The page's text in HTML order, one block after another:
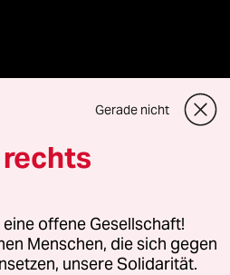
GmbH
Fragen oder für Genehmigungen
Gerade nicht
offene Gesellschaft!
Menschen, die sich gegen
unsere Solidarität.